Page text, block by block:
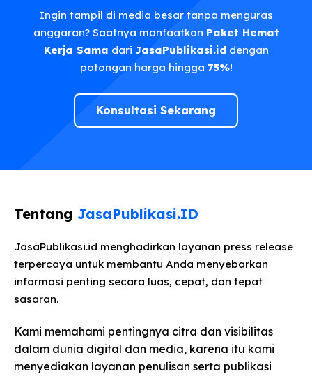
Ingin tampil di media besar tanpa menguras
anggaran? Saatnya manfaatkan Paket Hemat
Kerja Sama dari JasaPublikasi.iddengan
potongan harga hingga 75%!
Konsultasi Sekarang
Tentang JasaPublikasi.ID
JasaPublikasi.id menghadirkan layanan press release
terpercaya untuk membantu Anda menyebarkan
informasi penting secara luas, cepat, dan tepat
sasaran.
Kami memahami pentingnya citra dan visibilitas
dalam dunia digital dan media, karena itu kami
menyediakan layanan penulisan serta publikasi